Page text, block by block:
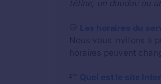
tétine, un doudou ou
Les horaires du
Nous vous invitons à
horaires peuvent
Quel est le site